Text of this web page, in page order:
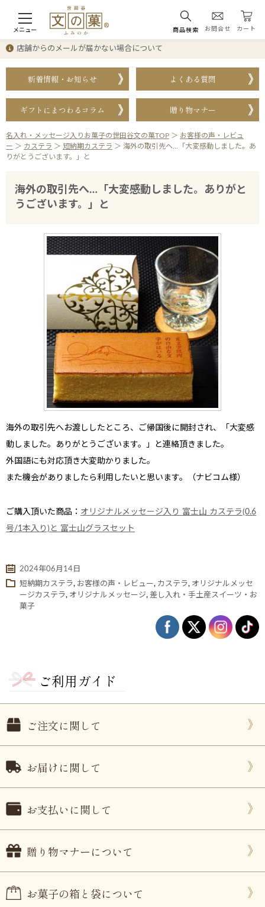
メニュー 商品検索 お問合せ カート
退職・異動の挨拶におすすめのお菓子ギ
店舗からのメールが届かない場合について
新着情報・お知らせ よくある質問
ギフトにまつわるコラム 贈り物マナー
名入れ・メッセージ入りお菓子の世田谷文の菓TOP ＞ お客様の声・レビュ
ー ＞ カステラ ＞ 短納期カステラ ＞ 海外の取引先へ…「大変感動しました。あ
りがとうございます。」と
海外の取引先へ…「大変感動しました。ありがと
うございます。」と
海外の取引先へお渡ししたところ、ご帰国後に開封され、
「大変感
動しました。ありがとうございます。」
と連絡頂きました。
外国語にも対応 頂き大変助かりました。
また機会がありましたら利用したいと思います。（ナビコム様）
ご購入頂いた商品： オリジナルメッセージ入り 富士山 カステラ(0.6
号/1本入り)と 富士山グラスセット
2024年06月14日
短納期カステラ, お客様の声・レビュー, カステラ, オリジナルメッセ
ージカステラ, オリジナルメッセージ, 差し入れ・手土産スイーツ・お
菓子
ご利用ガイド
ご注文に関して
お届けに関して
お支払いに関して
贈り物マナーについて
お菓子の箱と袋について